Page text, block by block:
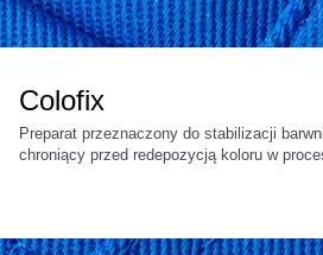
Colofix
Preparat przeznaczony do stabilizacji
chroniący przed redepozycją koloru w